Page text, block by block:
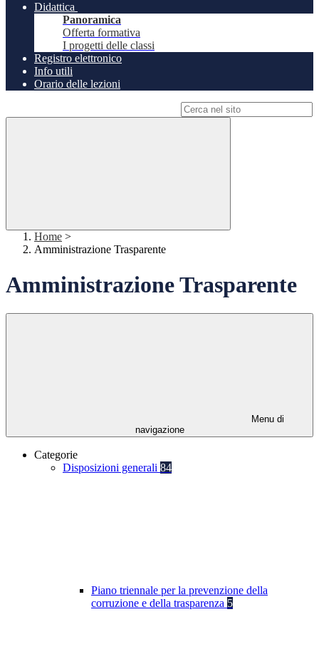
Didattica
Panoramica
Offerta formativa
I progetti delle classi
Registro elettronico
Info utili
Orario delle lezioni
Home >
Amministrazione Trasparente
Amministrazione Trasparente
Menu di
navigazione
Categorie
Disposizioni generali 84
Piano triennale per la prevenzione della
corruzione e della trasparenza 5